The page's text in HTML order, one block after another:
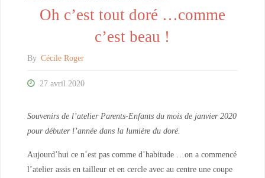
Oh c’est tout doré …comme
c’est beau !
By Cécile Roger
27 avril 2020
Souvenirs de l’atelier Parents-Enfants du mois de janvier 2020
pour débuter l’année dans la lumière du doré.
Aujourd’hui ce n’est pas comme d’habitude …on a commencé
l’atelier assis en tailleur et en cercle avec au centre une coupe